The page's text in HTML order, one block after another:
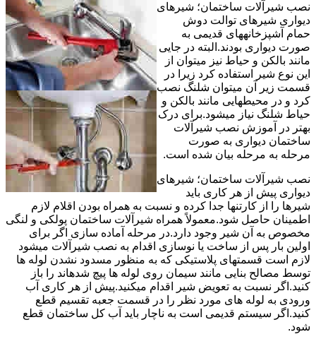
نصب شیرآلات ساختمان؛ شیرهای
دیواری شیرهای توالت دوش
حمام آشپزخانههای قدیمی به
صورت دیواری بودند.البته در جایی
مانند بالکن و حیاط نیز میتوان از
این نوع شیر استفاده کرد زیرا در
قسمت زیر آن میتوان شلنگ نصب
کرد و در محیطهایی مانند بالکن و
حیاط شلنگ نیاز میشود.برای درک
بهتر در آموزش نصب شیرآلات
ساختمان دیواری به صورت
مرحله به مرحله بیان شده است.
نصب شیرآلات ساختمان؛ شیرهای
دیواری پیش از هر کاری باید
شیرها را از کارتنها جدا کرده و نسبت به همراه بودن اقلام لازم
اطمینان حاصل شود.معمولاً همراه شیرآلات ساختمان پولکی و لنگی
مخصوص به آن شیر وجود دارد.در مرحله آماده سازی اگر برای
اولین بار پس از ساخت یا نوسازی اقدام به نصب شیرآلات میشود
لازم است قسمتهای پلاستیکی که به منظور مسدود نشدن لوله ها
توسط مصالح بنایی مانند سیمان روی لوله ها پیچ شدهاند را باز
کنید.اگر نسبت به تعویض شیر اقدام میکنید.پیش از هر کاری آب
ورودی به لوله های مورد نظر را در قسمت جعبه تقسیم قطع
کنید.اگر سیستم قدیمی است به ناچار باید آب کل ساختمان قطع
شود.